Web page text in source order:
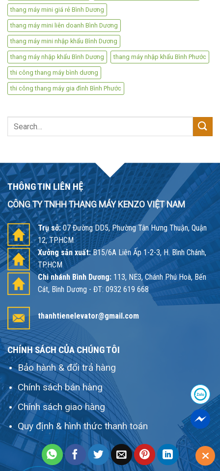
thang máy mini giá rẻ Bình Dương
thang máy mini liên doanh Bình Dương
thang máy mini nhập khẩu Bình Dương
thang máy nhập khẩu Bình Dương thang máy nhập khẩu Bình Phước
thi công thang máy bình dương
thi công thang máy gia đình Bình Phước
Search
THÔNG TIN LIÊN HỆ
CÔNG TY TNHH THANG MÁY KENZO VIỆT NAM
Trụ sở:07 Đường DD5, Phường Tân Hưng Thuận, Quận
12, TP.HCM
Xưởng sản xuất:B15/6A Liên Ấp 1-2-3, H. Bình Chánh,
TP.HCM
Chi nhánh Bình Dương: 113, NE3, Chánh Phú Hoà, Bến
Cát, Bình Dương - ĐT: 0932 619 668
thanhtienelevator@gmail.com
CHÍNH SÁCH CỦA CHÚNG TÔI
Bảo hành & đổi trả hàng
Chính sách bán hàng
Chính sách giao hàng
Quy định & hình thức thanh toán